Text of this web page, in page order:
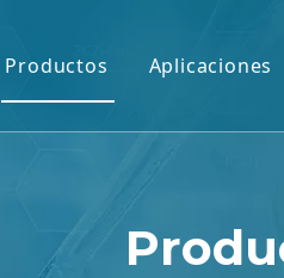
Productos Aplicaciones